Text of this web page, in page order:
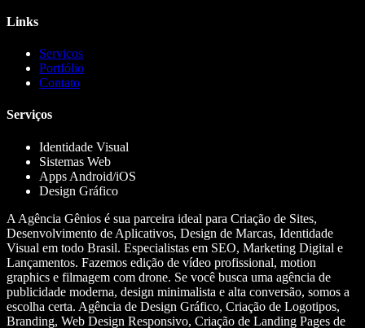
Links
Serviços
Portfólio
Contato
Serviços
Identidade Visual
Sistemas Web
Apps Android/iOS
Design Gráfico
A Agência Gênios é sua parceira ideal para Criação de Sites,
Desenvolvimento de Aplicativos, Design de Marcas, Identidade
Visual em todo Brasil. Especialistas em SEO, Marketing Digital e
Lançamentos. Fazemos edição de vídeo profissional, motion
graphics e filmagem com drone. Se você busca uma agência de
publicidade moderna, design minimalista e alta conversão, somos a
escolha certa. Agência de Design Gráfico, Criação de Logotipos,
Branding, Web Design Responsivo, Criação de Landing Pages de